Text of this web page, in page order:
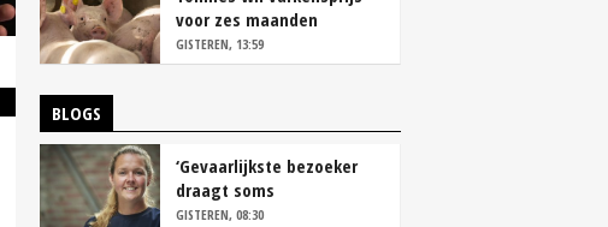
voor zes maanden
vastleggen
GISTEREN, 13:59
BLOGS
‘Gevaarlijkste bezoeker
draagt soms
overschoenen’
GISTEREN, 08:30